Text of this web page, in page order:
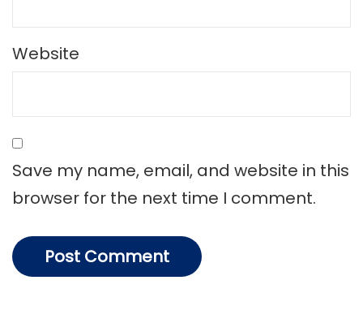
Website
Save my name, email, and website in this
browser for the next time I comment.